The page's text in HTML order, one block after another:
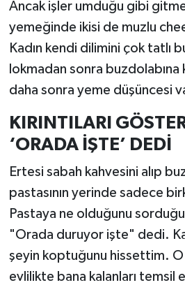
Ancak işler umduğu gibi
yemeğinde ikisi de muzlu
Kadın kendi dilimini çok tatlı
lokmadan sonra buzdolabına
daha sonra yeme düşüncesi
KIRINTILARI
‘ORADA İŞTE’ DEDİ
Ertesi sabah kahvesini alıp
pastasının yerinde sadece
Pastaya ne olduğunu
"Orada duruyor işte" dedi.
şeyin koptuğunu hissettim. O
evlilikte bana kalanları temsil